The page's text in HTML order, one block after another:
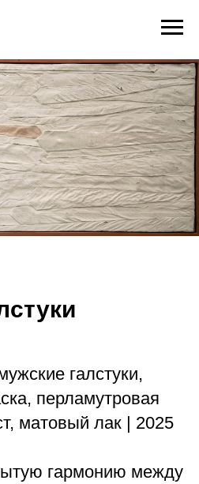
галстуки,
перламутровая
матовый лак | 2025
гармонию между